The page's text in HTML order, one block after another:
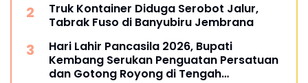
Truk Kontainer Diduga Serobot Jalur,
Tabrak Fuso di Banyubiru Jembrana
Hari Lahir Pancasila 2026, Bupati
Kembang Serukan Penguatan Persatuan
dan Gotong Royong di Tengah